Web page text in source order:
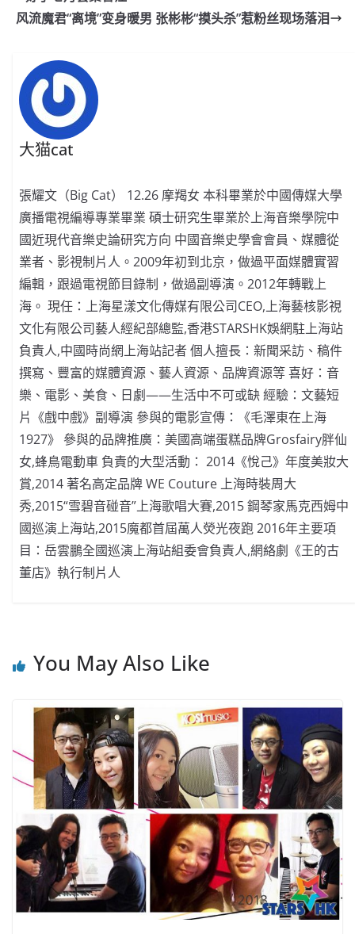
o
k
b p n
风流魔君“离境”变身暖男 张彬彬“摸头杀”惹粉丝现场落泪
大猫cat
張耀文（Big Cat） 12.26 摩羯女 本科畢業於中國傳媒大學
廣播電視編導專業畢業 碩士研究生畢業於上海音樂學院中
國近現代音樂史論研究方向 中國音樂史學會會員、媒體從
業者、影視制片人。2009年初到北京，做過平面媒體實習
編輯，跟過電視節目錄制，做過副導演。2012年轉戰上
海。 現任：上海星漾文化傳媒有限公司CEO,上海藝核影視
文化有限公司藝人經紀部總監,香港STARSHK娛網駐上海站
負責人,中國時尚網上海站記者 個人擅長：新聞采訪、稿件
撰寫、豐富的媒體資源、藝人資源、品牌資源等 喜好：音
樂、電影、美食、日劇——生活中不可或缺 經驗：文藝短
片《戲中戲》副導演 參與的電影宣傳：《毛澤東在上海
1927》 參與的品牌推廣：美國高端蛋糕品牌Grosfairy胖仙
女,蜂鳥電動車 負責的大型活動： 2014《悅己》年度美妝大
賞,2014 著名高定品牌 WE Couture 上海時裝周大
秀,2015“雪碧音碰音”上海歌唱大賽,2015 鋼琴家馬克西姆中
國巡演上海站,2015魔都首屆萬人熒光夜跑 2016年主要項
目：岳雲鵬全國巡演上海站組委會負責人,網絡劇《王的古
董店》執行制片人
You May Also Like